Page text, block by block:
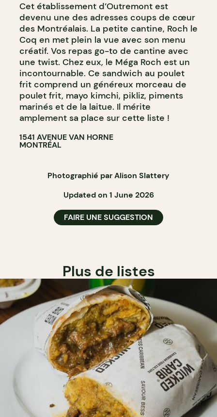
Cet établissement d’Outremont est
devenu une des adresses coups de cœur
des Montréalais. La petite cantine, Roch le
Coq en met plein la vue avec son menu
créatif. Vos repas go-to de cantine avec
une twist. Chez eux, le Méga Roch est un
incontournable. Ce sandwich au poulet
frit comprend un généreux morceau de
poulet frit, mayo kimchi, pikliz, piments
marinés et de la laitue. Il mérite
amplement sa place sur cette liste !
1541 AVENUE VAN HORNE
MONTRÉAL
Photographié par Alison Slattery
Updated on 1 June 2026
FAIRE UNE SUGGESTION
Plus de listes